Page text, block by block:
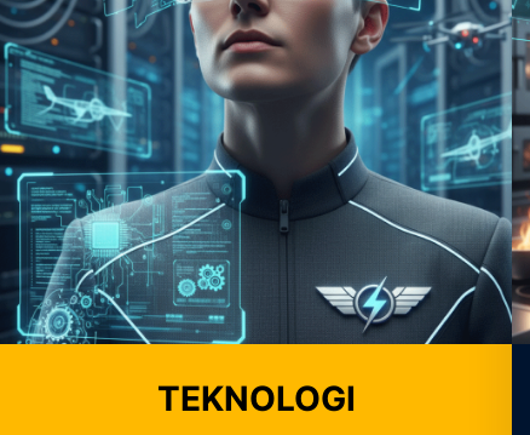
TEKNOLOGI